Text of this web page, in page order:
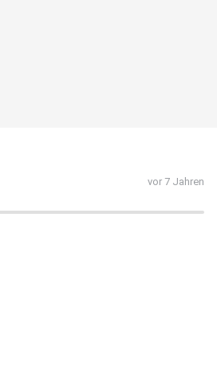
vor 7 Jahren